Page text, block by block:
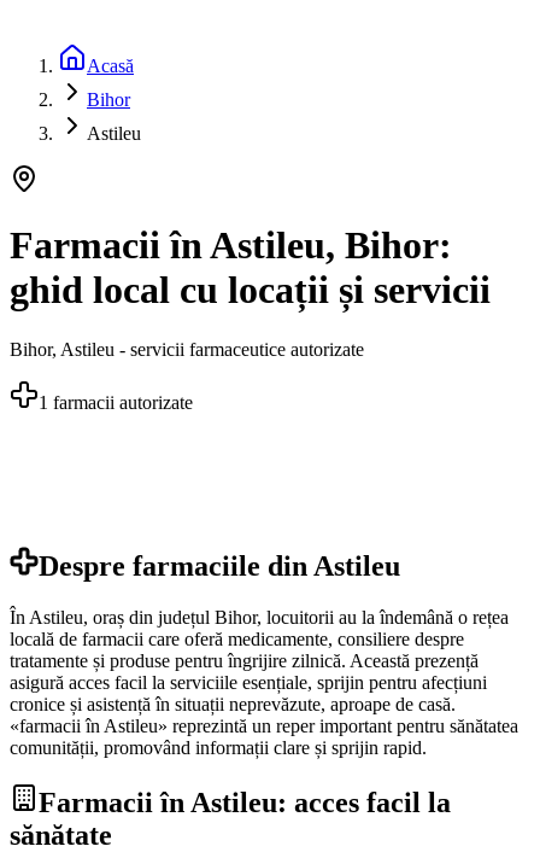
Acasă
Bihor
Astileu
Farmacii în Astileu, Bihor:
ghid local cu locații și servicii
Bihor, Astileu - servicii farmaceutice autorizate
1 farmacii autorizate
Despre farmaciile din Astileu
În Astileu, oraș din județul Bihor, locuitorii au la îndemână o rețea
locală de farmacii care oferă medicamente, consiliere despre
tratamente și produse pentru îngrijire zilnică. Această prezență
asigură acces facil la serviciile esențiale, sprijin pentru afecțiuni
cronice și asistență în situații neprevăzute, aproape de casă.
«farmacii în Astileu» reprezintă un reper important pentru sănătatea
comunității, promovând informații clare și sprijin rapid.
Farmacii în Astileu: acces facil la
sănătate